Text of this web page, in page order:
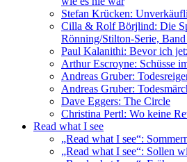
Stefan Krücken:
Cilla & Rolf Börjlind: Die
Rönning/Stilton-Serie,
Paul Kalanithi: Bevor ich
Arthur Escroyne: Schüsse
Andreas Gruber:
Andreas Gruber:
Dave Eggers: The Circle
Christina Pertl: Wo keine
Read what I see
„Read what I see“:
„Read what I see“: Sollen